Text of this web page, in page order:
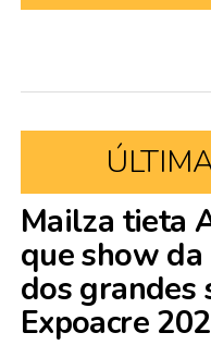
Mailza tieta
que show
dos grandes
Expoacre